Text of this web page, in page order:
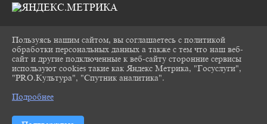
2026 Г. CHUKOVKA17.RU
ВХОД
КАРТА САЙТА
ПОЛИТИКА ОБРАБОТКИ ПЕРСОНАЛЬНЫХ
СДЕЛАНО НА KUBCMS
Пользуясь нашим сайтом, вы соглашаетесь с политикой
обработки персональных данных а также с тем что наш веб-
сайт и другие подключенные к веб-сайту сторонние сервисы
используют cookies такие как Яндекс Метрика, "Госуслуги",
"PRO.Культура", "Спутник аналитика".
Подробнее